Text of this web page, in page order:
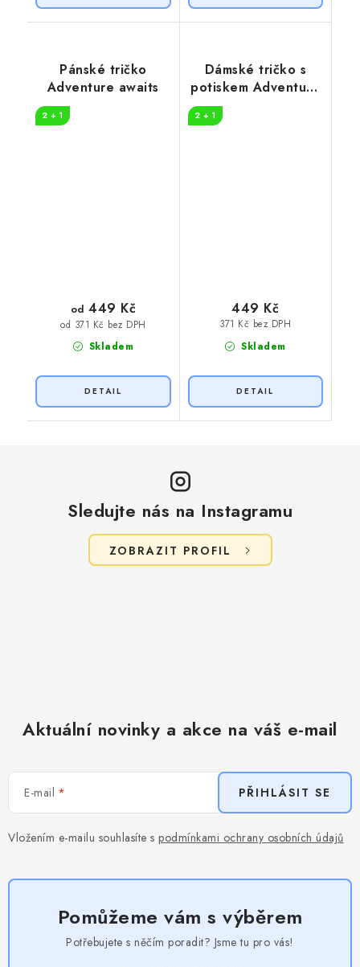
Pánské tričko
Adventure awaits
2 + 1
Skladem
od 371 Kč bez DPH
od 449 Kč
Dámské tričko s
potiskem Adventure
2 + 1
Skladem
371 Kč bez DPH
449 Kč
Sledujte nás na Instagramu
ZOBRAZIT PROFIL
Aktuální novinky a akce na váš e-mail
E-mail
Vložením e-mailu souhlasíte s podmínkami ochrany osobních údajů
PŘIHLÁSIT SE
Pomůžeme vám s výběrem
Potřebujete s něčím poradit? Jsme tu pro vás!